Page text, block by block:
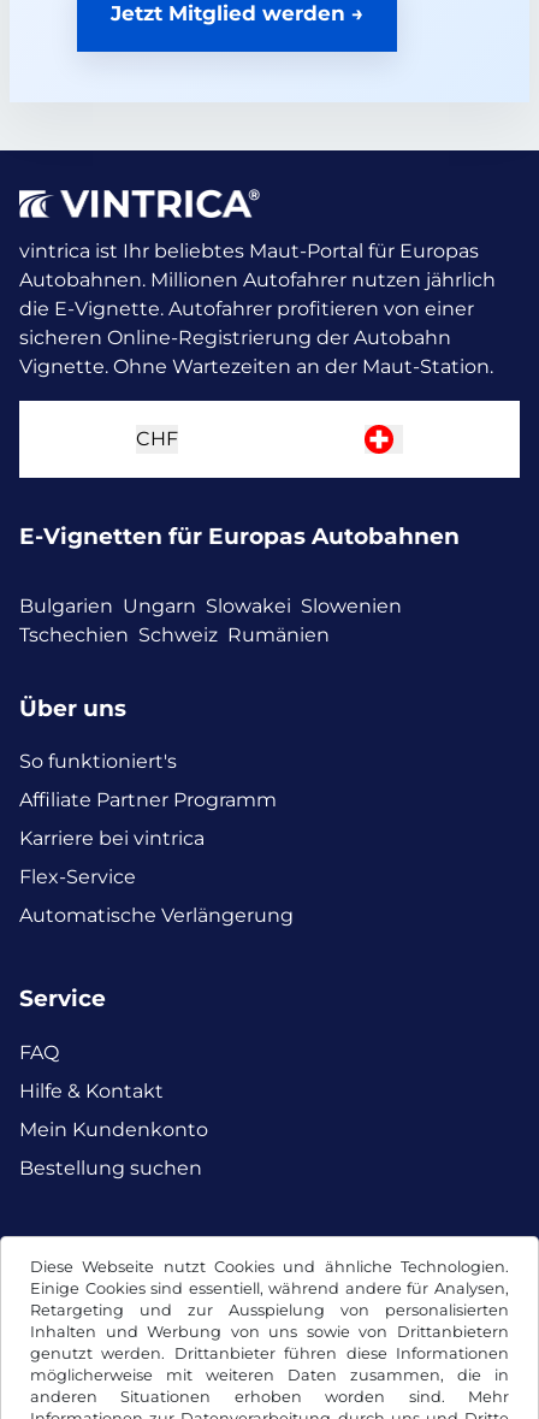
Diese Webseite nutzt Cookies und ähnliche Technologien.
Einige Cookies sind essentiell, während andere für Analysen,
Retargeting und zur Ausspielung von personalisierten
Inhalten und Werbung von uns sowie von Drittanbietern
genutzt werden. Drittanbieter führen diese Informationen
möglicherweise mit weiteren Daten zusammen, die in
anderen Situationen erhoben worden sind. Mehr
Jetzt Mitglied werden →
vintrica ist Ihr beliebtes Maut-Portal für Europas
Autobahnen. Millionen Autofahrer nutzen jährlich
die E-Vignette. Autofahrer profitieren von einer
sicheren Online-Registrierung der Autobahn
Vignette. Ohne Wartezeiten an der Maut-Station.
CHF
E-Vignetten für Europas Autobahnen
Bulgarien Ungarn Slowakei Slowenien
Tschechien Schweiz Rumänien
Über uns
So funktioniert's
Affiliate Partner Programm
Karriere bei vintrica
Flex-Service
Automatische Verlängerung
Service
FAQ
Hilfe & Kontakt
Mein Kundenkonto
Bestellung suchen
Facebook Instagram